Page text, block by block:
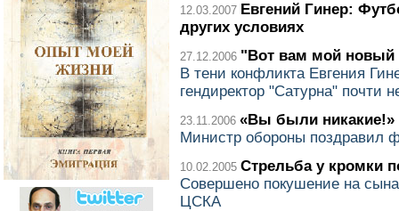
12.03.2007 Евгений Гинер:
других условиях
27.12.2006 "Вот вам мой новый
В тени конфликта Евгения
гендиректор "Сатурна" почти
23.11.2006 «Вы были никакие!»
Министр обороны поздравил
10.02.2005 Стрельба у кромки
Совершено покушение на
ЦСКА